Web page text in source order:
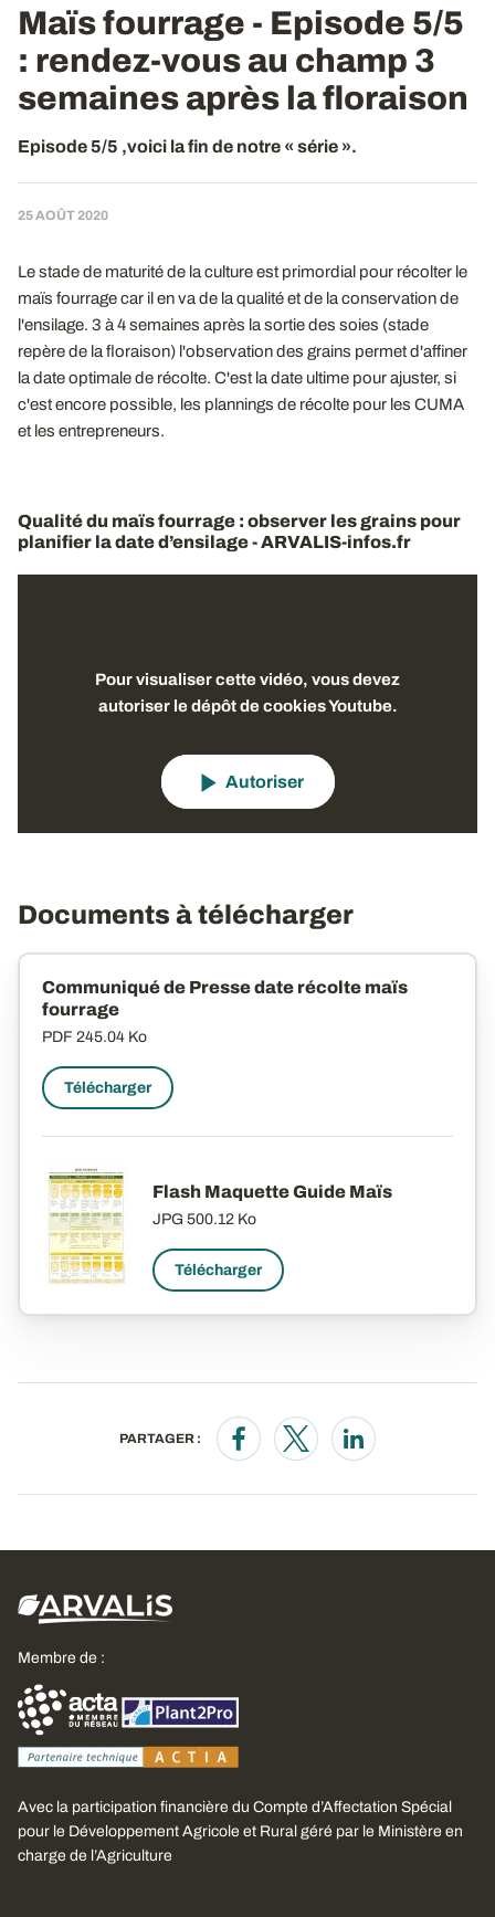
Maïs fourrage - Episode 5/5
: rendez-vous au champ 3
semaines après la floraison
Episode 5/5 ,voici la fin de notre « série ».
25 AOÛT 2020
Le stade de maturité de la culture est primordial pour récolter le
maïs fourrage car il en va de la qualité et de la conservation de
l'ensilage. 3 à 4 semaines après la sortie des soies (stade
repère de la floraison) l'observation des grains permet d'affiner
la date optimale de récolte. C'est la date ultime pour ajuster, si
c'est encore possible, les plannings de récolte pour les CUMA
et les entrepreneurs.
Qualité du maïs fourrage : observer les grains pour
planifier la date d’ensilage - ARVALIS-infos.fr
Pour visualiser cette vidéo, vous devez
autoriser le dépôt de cookies Youtube.
Autoriser
Documents à télécharger
Communiqué de Presse date récolte maïs
fourrage
PDF 245.04 Ko
Télécharger
Flash Maquette Guide Maïs
JPG 500.12 Ko
Télécharger
PARTAGER :
Opens in a new window
Opens in a new window
Opens in a new
Membre de :
Avec la participation financière du Compte d’Affectation Spécial
pour le Développement Agricole et Rural géré par le Ministère en
charge de l’Agriculture